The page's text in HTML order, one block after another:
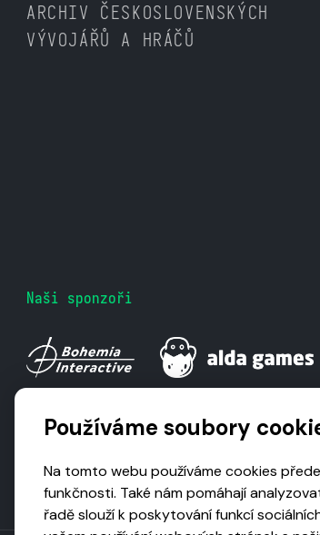
ARCHIV ČESKOSLOVENSKÝCH
VÝVOJÁŘŮ A HRÁČŮ
Naši sponzoři
Používáme soubory
Na tomto webu používáme cookies
funkčnosti. Také nám pomáhají
řadě slouží k poskytování funkcí